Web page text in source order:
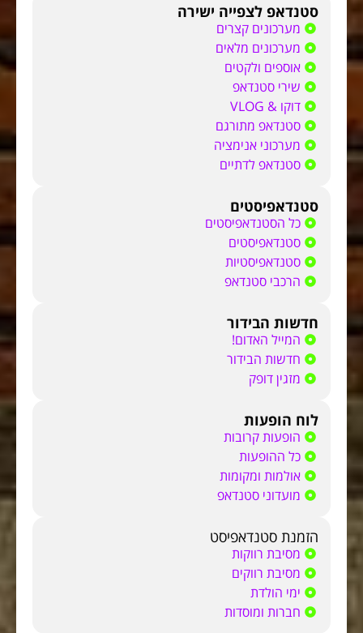
סטנדאפ לצפייה ישירה
מערכונים קצרים
מערכונים מלאים
אוספים ולקטים
שירי סטנדאפ
דוקו & VLOG
סטנדאפ מתורגם
מערכוני אנימציה
סטנדאפ לדתיים
סטנדאפיסטים
כל הסטנדאפיסטים
סטנדאפיסטים
סטנדאפיסטיות
הרכבי סטנדאפ
חדשות הבידור
המייל האדום!
חדשות הבידור
מזגין דופק
לוח הופעות
הופעות קרובות
כל ההופעות
אולמות ומקומות
מועדוני סטנדאפ
הזמנת סטנדאפיסט
מסיבת רווקות
מסיבת רווקים
ימי הולדת
חברות ומוסדות